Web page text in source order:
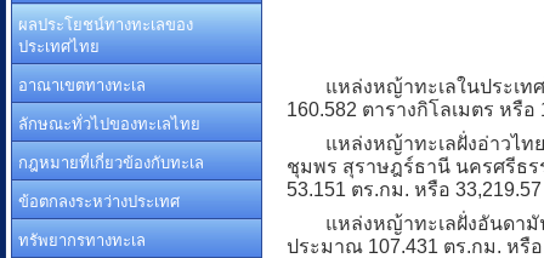
ผลประโยชน์ทางทะเลของ
ประเทศไทย
อาณาเขตทางทะเล
ลักษณะทั่วไปของทะเลไทย
กฎหมายที่เกี่ยวข้องกับทะเล
ข้อตกลงระหว่างประเทศ
ทรัพยากรทางทะเล
แหล่งหญ้าทะเลในประเทศ
160.582 ตารางกิโลเมตร หรือ
แหล่งหญ้าทะเลฝั่งอ่าวไทย
ชุมพร สุราษฎร์ธานี นครศรีธ
53.151 ตร.กม. หรือ 33,219.57
แหล่งหญ้าทะเลฝั่งอันดามัน
ประมาณ 107.431 ตร.กม. หรือ